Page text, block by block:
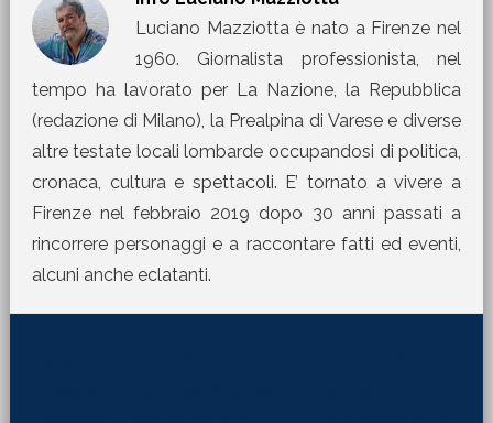
Luciano Mazziotta è nato a Firenze nel
1960. Giornalista professionista, nel
tempo ha lavorato per La Nazione, la Repubblica
(redazione di Milano), la Prealpina di Varese e diverse
altre testate locali lombarde occupandosi di politica,
cronaca, cultura e spettacoli. E’ tornato a vivere a
Firenze nel febbraio 2019 dopo 30 anni passati a
rincorrere personaggi e a raccontare fatti ed eventi,
alcuni anche eclatanti.